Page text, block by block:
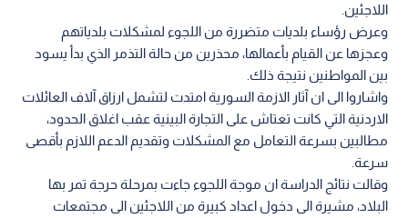
اللاجئين.
وعرض رؤساء بلديات متضررة من اللجوء لمشكلات بلدياتهم
وعجزها عن القيام بأعمالها، محذرين من حالة التذمر الذي بدأ يسود
بين المواطنين نتيجة ذلك.
واشاروا الى ان آثار الازمة السورية امتدت لتشمل ارزاق آلاف العائلات
الاردنية التي كانت تعتاش على التجارة البينية عقب اغلاق الحدود،
مطالبين بسرعة التعامل مع المشكلات وتقديم الدعم اللازم بأقصى
سرعة.
وقالت نتائج الدراسة ان موجة اللجوء جاءت بمرحلة حرجة تمر بها
البلاد، مشيرة الى دخول اعداد كبيرة من اللاجئين الى مجتمعات